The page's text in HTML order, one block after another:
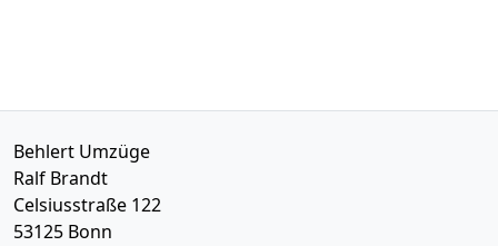
Behlert Umzüge
Ralf Brandt
Celsiusstraße 122
53125 Bonn